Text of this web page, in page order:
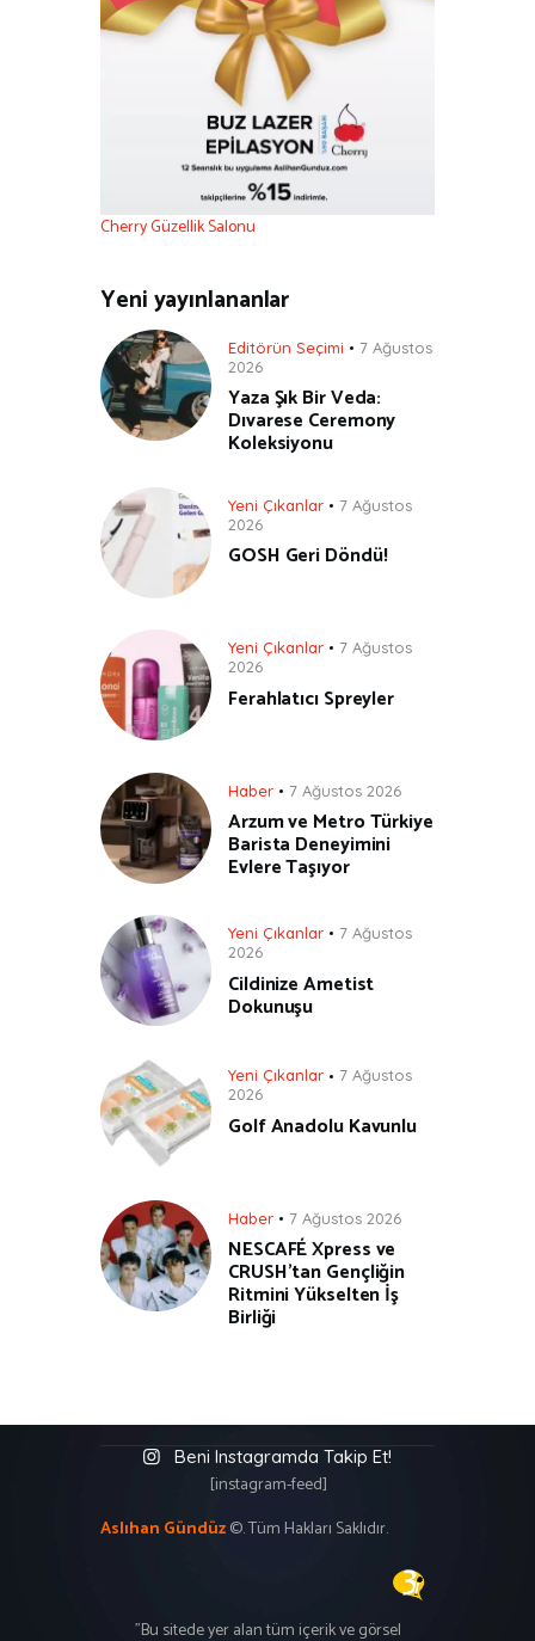
Cherry Güzellik Salonu
Yeni yayınlananlar
Editörün Seçimi
7 Ağustos
2026
Yaza Şık Bir Veda:
Dıvarese Ceremony
Koleksiyonu
Yeni Çıkanlar
7 Ağustos
2026
GOSH Geri Döndü!
Yeni Çıkanlar
7 Ağustos
2026
Ferahlatıcı Spreyler
Haber 7 Ağustos 2026
Arzum ve Metro Türkiye
Barista Deneyimini
Evlere Taşıyor
Yeni Çıkanlar
7 Ağustos
2026
Cildinize Ametist
Dokunuşu
Yeni Çıkanlar
7 Ağustos
2026
Golf Anadolu Kavunlu
Haber 7 Ağustos 2026
NESCAFÉ Xpress ve
CRUSH’tan Gençliğin
Ritmini Yükselten İş
Birliği
Beni Instagramda Takip Et!
[instagram-feed]
Aslıhan Gündüz©. Tüm Hakları Saklıdır.
"Bu sitede yer alan tüm içerik ve görsel